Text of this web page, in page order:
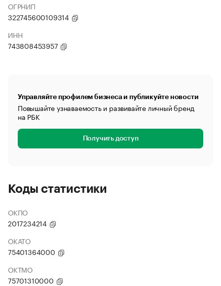
ОГРНИП
322745600109314
ИНН
743808453957
Управляйте профилем бизнеса и публикуйте новости
Повышайте узнаваемость и развивайте личный бренд
на РБК
Получить доступ
Коды статистики
ОКПО
2017234214
ОКАТО
75401364000
ОКТМО
75701310000